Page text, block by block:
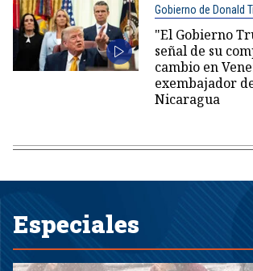
Gobierno de Donald
"El Gobierno
señal de su
cambio en
exembajador
Nicaragua
Especiales